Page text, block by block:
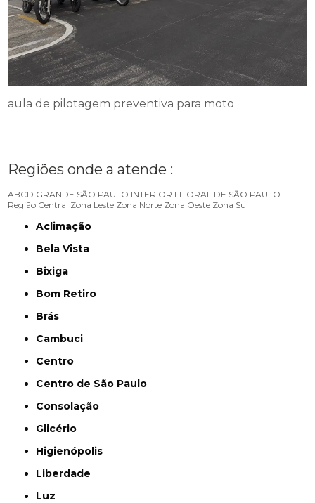
aula de pilotagem preventiva para moto
Regiões onde a atende :
ABCD GRANDE SÃO PAULO INTERIOR LITORAL DE SÃO PAULO
Região Central Zona Leste Zona Norte Zona Oeste Zona Sul
Aclimação
Bela Vista
Bixiga
Bom Retiro
Brás
Cambuci
Centro
Centro de São Paulo
Consolação
Glicério
Higienópolis
Liberdade
Luz